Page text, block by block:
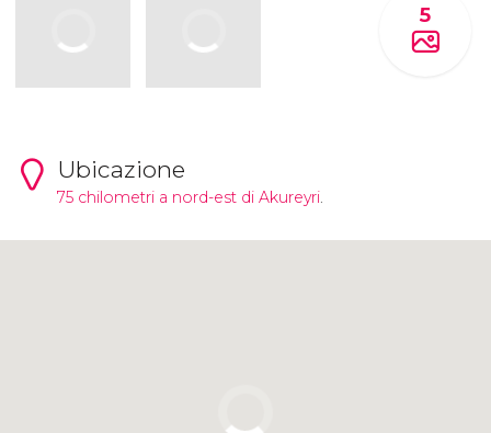
5
Ubicazione
75 chilometri a nord-est di Akureyri.